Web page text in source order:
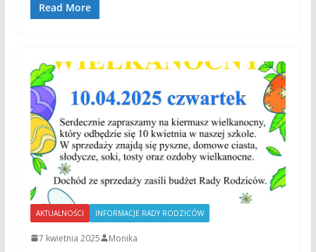
Read More
AKTUALNOŚCI INFORMACJE RADY RODZICÓW
7 kwietnia 2025 Monika